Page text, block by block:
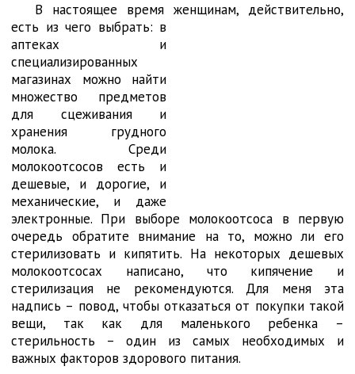
В настоящее время женщинам, действительно,
есть из чего выбрать: в
аптеках и
специализированных
магазинах можно найти
множество предметов
для сцеживания и
хранения грудного
молока. Среди
молокоотсосов есть и
дешевые, и дорогие, и
механические, и даже
электронные. При выборе молокоотсоса в первую
очередь обратите внимание на то, можно ли его
стерилизовать и кипятить. На некоторых дешевых
молокоотсосах написано, что кипячение и
стерилизация не рекомендуются. Для меня эта
надпись – повод, чтобы отказаться от покупки такой
вещи, так как для маленького ребенка –
стерильность – один из самых необходимых и
важных факторов здорового питания.